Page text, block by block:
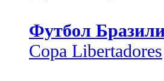
Футбол
Copa Libertadores